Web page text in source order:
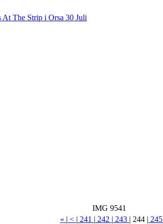
At The Strip i Orsa 30 Juli
IMG 9541
« | < | 241 | 242 | 243 | 244 | 245